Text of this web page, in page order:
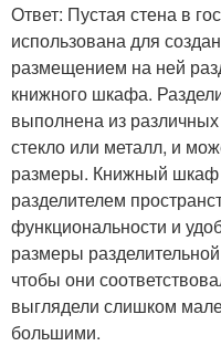
Ответ: Пустая стена в
использована для
размещением на ней
книжного шкафа.
выполнена из
стекло или металл, и
размеры. Книжный шкаф
разделителем
функциональности и
размеры
чтобы они
выглядели слишком
большими.